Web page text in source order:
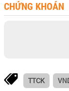
CHỨNG KHOÁN
TTCK